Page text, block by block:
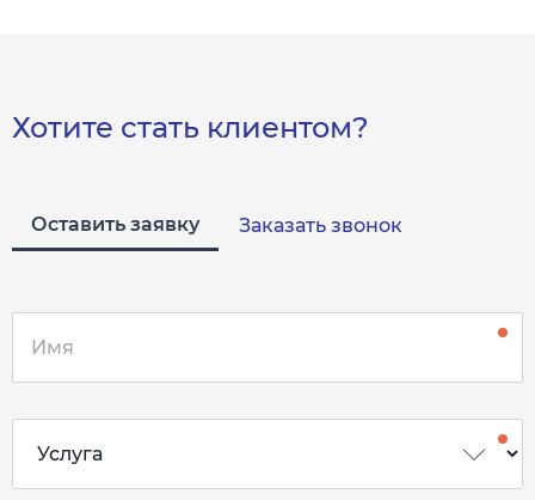
Хотите стать клиентом?
Оставить заявку Заказать звонок